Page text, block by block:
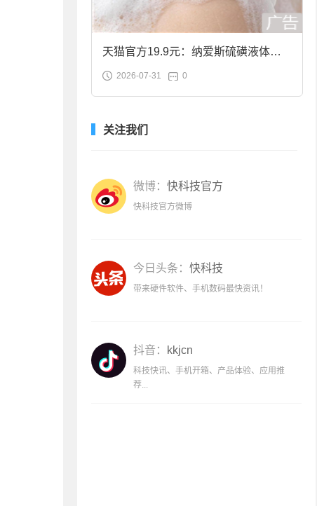
天猫官方19.9元：纳爱斯硫磺液体香
皂2斤大促
2026-07-31 0
关注我们
微博： 快科技官方
快科技官方微博
今日头条： 快科技
带来硬件软件、手机数码最快资讯！
抖音： kkjcn
科技快讯、手机开箱、产品体验、应用推
荐...